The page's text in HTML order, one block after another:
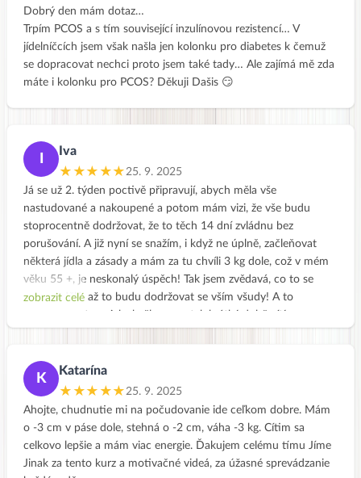
Dobrý den mám dotaz…
Trpím PCOS a s tím související inzulínovou rezistencí… V
jídelníčcích jsem však našla jen kolonku pro diabetes k čemuž
se dopracovat nechci proto jsem také tady… Ale zajímá mě zda
máte i kolonku pro PCOS? Děkuji Dašis 😏
Iva
★★★★★25. 9. 2025
Já se už 2. týden poctivě připravují, abych měla vše
nastudované a nakoupené a potom mám vizi, že vše budu
stoprocentně dodržovat, že to těch 14 dní zvládnu bez
porušování. A již nyní se snažím, i když ne úplně, začleňovat
některá jídla a zásady a mám za tu chvíli 3 kg dole, což v mém
věku 55 +, je neskonalý úspěch! Tak jsem zvědavá, co to se
mnou udělá, až to budu dodržovat se vším všudy! A to
zobrazit celé
K
Katarína
★★★★★25. 9. 2025
Ahojte, chudnutie mi na počudovanie ide ceľkom dobre. Mám
o -3 cm v páse dole, stehná o -2 cm, váha -3 kg. Cítim sa
celkovo lepšie a mám viac energie. Ďakujem celému tímu Jíme
Jinak za tento kurz a motivačné videá, za úžasné sprevádzanie